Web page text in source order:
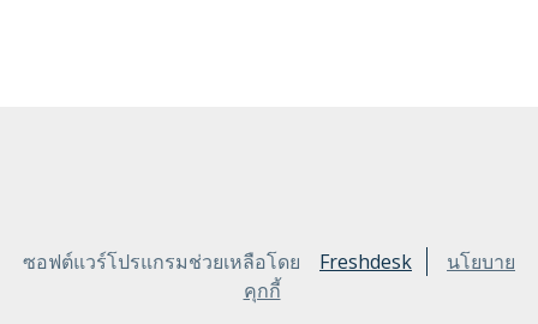
ซอฟต์แวร์โปรแกรมช่วยเหลือโดย Freshdesk
นโยบาย
คุกกี้